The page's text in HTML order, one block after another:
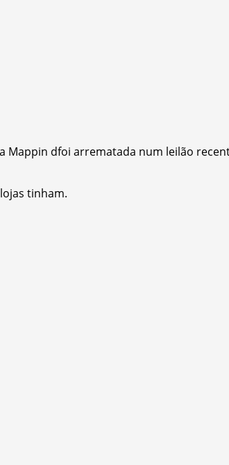
dfoi arrematada num leilão
tinham.